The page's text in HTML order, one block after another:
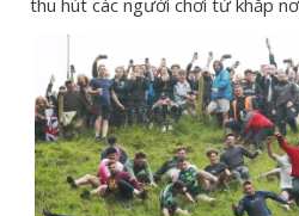
thu hút các người chơi từ khắp